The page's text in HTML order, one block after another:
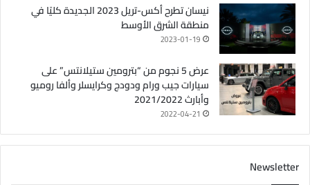
نيسان تطرح أكس-تريل 2023 الجديدة كليًا في
منطقة الشرق الأوسط
2023-01-19
عرض 5 نجوم من “بترومين ستيلانتس” على
سيارات جيب ورام ودودج وكرايسلر وألفا روميو
وأبارث 2021/2022
2022-04-21
Newsletter